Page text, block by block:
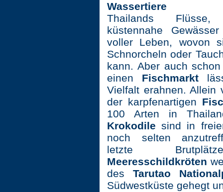
Wassertiere
Thailands
küstennahe
voller Leben, wovon
Schnorcheln oder
kann. Aber auch
einen Fischmarkt
Vielfalt erahnen. Allein
der karpfenartigen
100 Arten in
Krokodile sind in
noch selten
letzte
Meeresschildkröten
des Tarutao
Südwestküste gehegt